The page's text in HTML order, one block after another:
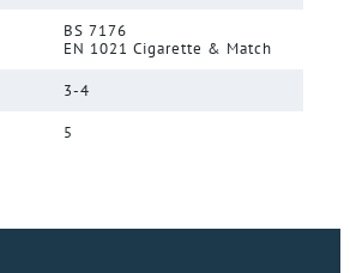
BS 7176
EN 1021 Cigarette & Match
3-4
5